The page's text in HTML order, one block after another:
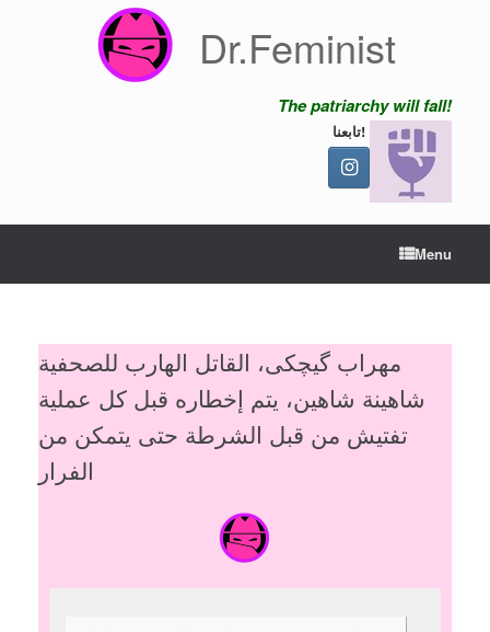
Dr.Feminist
The patriarchy will fall!
تابعنا!
Menu
مهراب گیچکی، القاتل الهارب للصحفية
شاهينة شاهين، يتم إخطاره قبل كل عملية
تفتيش من قبل الشرطة حتى يتمكن من
الفرار